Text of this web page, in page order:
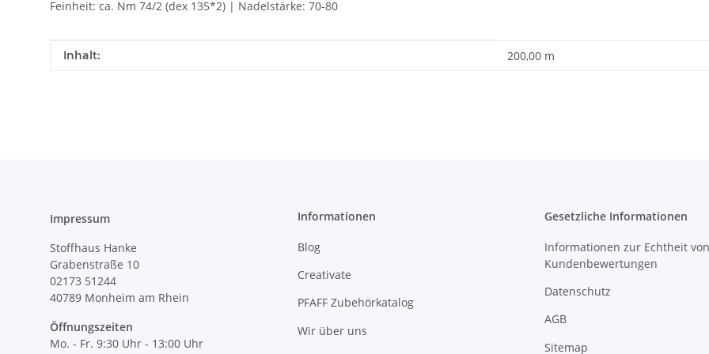
Feinheit: ca. Nm 74/2 (dex 135*2) | Nadelstärke: 70-80
Produkteigenschaft
Wert
Inhalt: 200,00 m
Impressum
Stoffhaus Hanke
Grabenstraße 10
02173 51244
40789 Monheim am Rhein
Öffnungszeiten
Mo. - Fr. 9:30 Uhr - 13:00 Uhr
Informationen
Blog
Creativate
PFAFF Zubehörkatalog
Wir über uns
Gesetzliche Informationen
Informationen zur Echtheit von
Kundenbewertungen
Datenschutz
AGB
Sitemap